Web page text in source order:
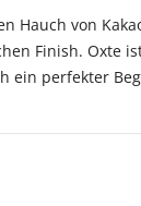
von
Finish. Oxte
ein perfekter